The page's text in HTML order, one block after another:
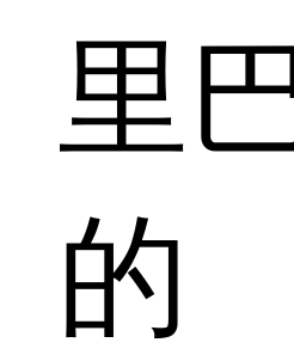
里
的